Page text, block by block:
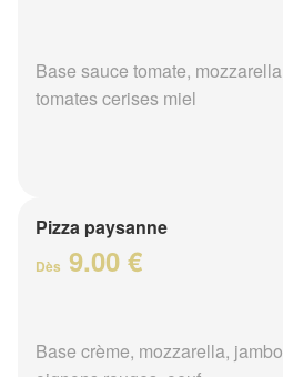
Base sauce tomate,
tomates cerises miel
Pizza paysanne
Dès 9.00 €
Base crème, mozzarella,